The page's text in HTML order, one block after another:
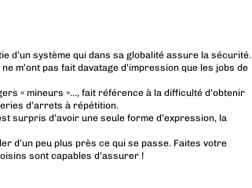
d’un système qui dans sa globalité assure la sécurité.
m’ont pas fait davatage d’impression que les jobs de
« mineurs »…, fait référence à la difficulté d’obtenir
d’arrets à répétition.
surpris d’avoir une seule forme d’expression, la
d’un peu plus près ce qui se passe. Faites votre
sont capables d’assurer !